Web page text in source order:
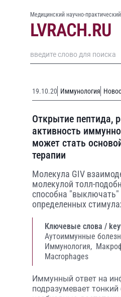
Медицинский научно-
19.10.20 Иммунология
Открытие пептида,
активность
может стать
терапии
Молекула GIV
молекулой толл-
способна
определенных
Ключевые слова /
Аутоиммунные
Иммунология,
Macrophages
Иммунный ответ на
подразумевает тонкий